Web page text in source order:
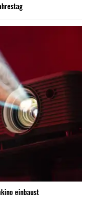
einbaust